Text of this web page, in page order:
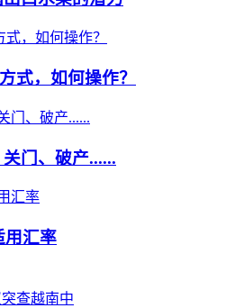
式，如何操作？
门、破产......
用汇率
查越南中